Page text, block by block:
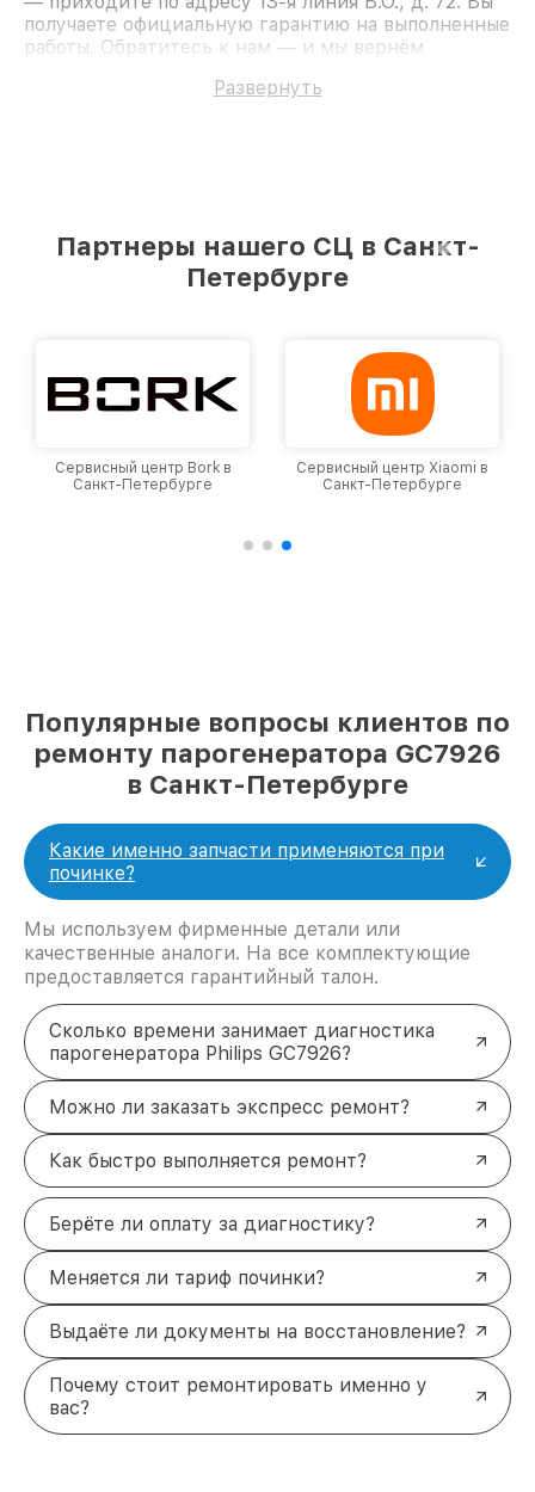
получаете официальную гарантию на выполненные
работы. Обратитесь к нам — и мы вернём
Развернуть
Партнеры нашего СЦ в Санкт-
Петербурге
Сервисный центр Bork в
Санкт-Петербурге
Сервисный центр Xiaomi в
Санкт-Петербурге
Популярные вопросы клиентов по
ремонту парогенератора GC7926
в Санкт-Петербурге
Какие именно запчасти применяются при
починке?
Мы используем фирменные детали или
качественные аналоги. На все комплектующие
предоставляется гарантийный талон.
Сколько времени занимает диагностика
парогенератора Philips GC7926?
Можно ли заказать экспресс ремонт?
Как быстро выполняется ремонт?
Берёте ли оплату за диагностику?
Меняется ли тариф починки?
Выдаёте ли документы на восстановление?
Почему стоит ремонтировать именно у
вас?